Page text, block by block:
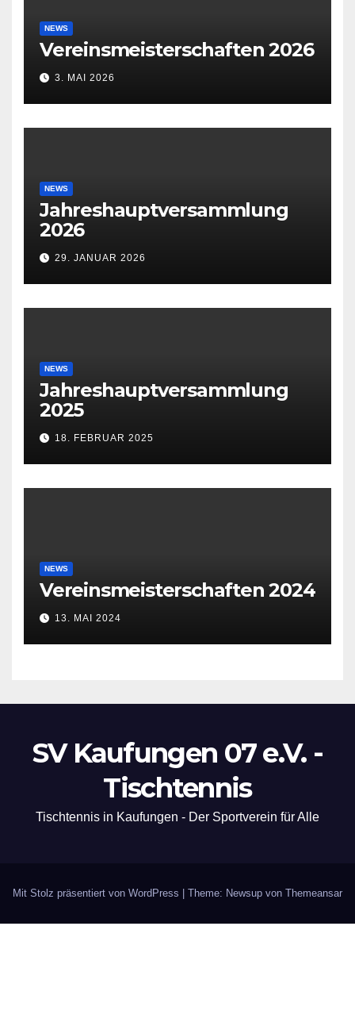
NEWS
Vereinsmeisterschaften 2026
3. MAI 2026
NEWS
Jahreshauptversammlung
2026
29. JANUAR 2026
NEWS
Jahreshauptversammlung
2025
18. FEBRUAR 2025
NEWS
Vereinsmeisterschaften 2024
13. MAI 2024
SV Kaufungen 07 e.V. -
Tischtennis
Tischtennis in Kaufungen - Der Sportverein für Alle
Mit Stolz präsentiert von WordPress | Theme: Newsup von Themeansar